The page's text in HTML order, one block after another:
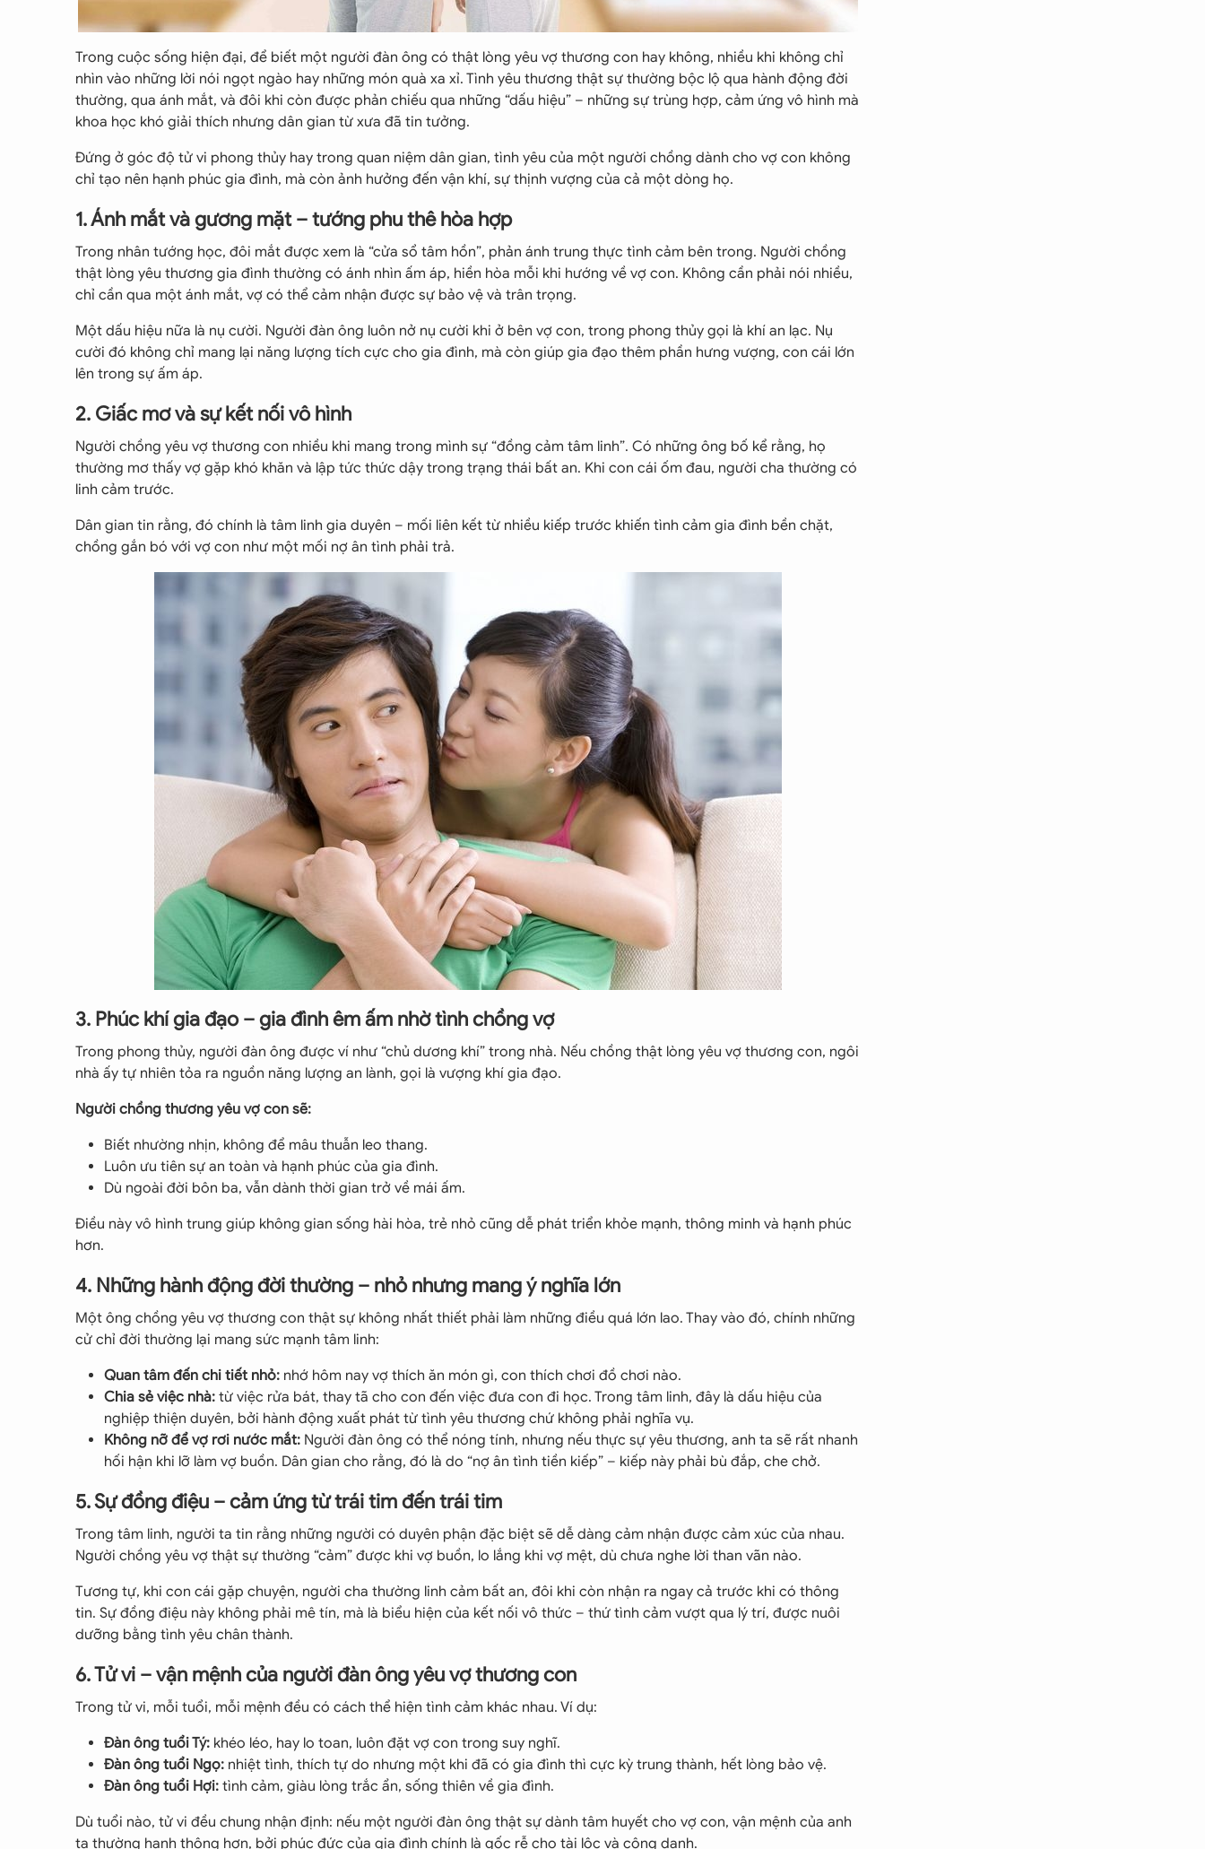
Trong cuộc sống hiện đại, để biết một người đàn ông có thật lòng yêu vợ thương con hay không, nhiều khi không chỉ
nhìn vào những lời nói ngọt ngào hay những món quà xa xỉ. Tình yêu thương thật sự thường bộc lộ qua hành động đời
thường, qua ánh mắt, và đôi khi còn được phản chiếu qua những “dấu hiệu” – những sự trùng hợp, cảm ứng vô hình mà
khoa học khó giải thích nhưng dân gian từ xưa đã tin tưởng.
Đứng ở góc độ tử vi phong thủy hay trong quan niệm dân gian, tình yêu của một người chồng dành cho vợ con không
chỉ tạo nên hạnh phúc gia đình, mà còn ảnh hưởng đến vận khí, sự thịnh vượng của cả một dòng họ.
1. Ánh mắt và gương mặt – tướng phu thê hòa hợp
Trong nhân tướng học, đôi mắt được xem là “cửa sổ tâm hồn”, phản ánh trung thực tình cảm bên trong. Người chồng
thật lòng yêu thương gia đình thường có ánh nhìn ấm áp, hiền hòa mỗi khi hướng về vợ con. Không cần phải nói nhiều,
chỉ cần qua một ánh mắt, vợ có thể cảm nhận được sự bảo vệ và trân trọng.
Một dấu hiệu nữa là nụ cười. Người đàn ông luôn nở nụ cười khi ở bên vợ con, trong phong thủy gọi là khí an lạc. Nụ
cười đó không chỉ mang lại năng lượng tích cực cho gia đình, mà còn giúp gia đạo thêm phần hưng vượng, con cái lớn
lên trong sự ấm áp.
2. Giấc mơ và sự kết nối vô hình
Người chồng yêu vợ thương con nhiều khi mang trong mình sự “đồng cảm tâm linh”. Có những ông bố kể rằng, họ
thường mơ thấy vợ gặp khó khăn và lập tức thức dậy trong trạng thái bất an. Khi con cái ốm đau, người cha thường có
linh cảm trước.
Dân gian tin rằng, đó chính là tâm linh gia duyên – mối liên kết từ nhiều kiếp trước khiến tình cảm gia đình bền chặt,
chồng gắn bó với vợ con như một mối nợ ân tình phải trả.
3. Phúc khí gia đạo – gia đình êm ấm nhờ tình chồng vợ
Trong phong thủy, người đàn ông được ví như “chủ dương khí” trong nhà. Nếu chồng thật lòng yêu vợ thương con, ngôi
nhà ấy tự nhiên tỏa ra nguồn năng lượng an lành, gọi là vượng khí gia đạo.
Người chồng thương yêu vợ con sẽ:
Biết nhường nhịn, không để mâu thuẫn leo thang.
Luôn ưu tiên sự an toàn và hạnh phúc của gia đình.
Dù ngoài đời bôn ba, vẫn dành thời gian trở về mái ấm.
Điều này vô hình trung giúp không gian sống hài hòa, trẻ nhỏ cũng dễ phát triển khỏe mạnh, thông minh và hạnh phúc
hơn.
4. Những hành động đời thường – nhỏ nhưng mang ý nghĩa lớn
Một ông chồng yêu vợ thương con thật sự không nhất thiết phải làm những điều quá lớn lao. Thay vào đó, chính những
cử chỉ đời thường lại mang sức mạnh tâm linh:
Quan tâm đến chi tiết nhỏ: nhớ hôm nay vợ thích ăn món gì, con thích chơi đồ chơi nào.
Chia sẻ việc nhà: từ việc rửa bát, thay tã cho con đến việc đưa con đi học. Trong tâm linh, đây là dấu hiệu của
nghiệp thiện duyên, bởi hành động xuất phát từ tình yêu thương chứ không phải nghĩa vụ.
Không nỡ để vợ rơi nước mắt: Người đàn ông có thể nóng tính, nhưng nếu thực sự yêu thương, anh ta sẽ rất nhanh
hối hận khi lỡ làm vợ buồn. Dân gian cho rằng, đó là do “nợ ân tình tiền kiếp” – kiếp này phải bù đắp, che chở.
5. Sự đồng điệu – cảm ứng từ trái tim đến trái tim
Trong tâm linh, người ta tin rằng những người có duyên phận đặc biệt sẽ dễ dàng cảm nhận được cảm xúc của nhau.
Người chồng yêu vợ thật sự thường “cảm” được khi vợ buồn, lo lắng khi vợ mệt, dù chưa nghe lời than vãn nào.
Tương tự, khi con cái gặp chuyện, người cha thường linh cảm bất an, đôi khi còn nhận ra ngay cả trước khi có thông
tin. Sự đồng điệu này không phải mê tín, mà là biểu hiện của kết nối vô thức – thứ tình cảm vượt qua lý trí, được nuôi
dưỡng bằng tình yêu chân thành.
6. Tử vi – vận mệnh của người đàn ông yêu vợ thương con
Trong tử vi, mỗi tuổi, mỗi mệnh đều có cách thể hiện tình cảm khác nhau. Ví dụ:
Đàn ông tuổi Tý: khéo léo, hay lo toan, luôn đặt vợ con trong suy nghĩ.
Đàn ông tuổi Ngọ: nhiệt tình, thích tự do nhưng một khi đã có gia đình thì cực kỳ trung thành, hết lòng bảo vệ.
Đàn ông tuổi Hợi: tình cảm, giàu lòng trắc ẩn, sống thiên về gia đình.
Dù tuổi nào, tử vi đều chung nhận định: nếu một người đàn ông thật sự dành tâm huyết cho vợ con, vận mệnh của anh
ta thường hanh thông hơn, bởi phúc đức của gia đình chính là gốc rễ cho tài lộc và công danh.